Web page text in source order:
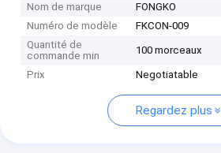
Nom de marque
FONGKO
Numéro de modèle
FKCON-009
Quantité de
commande min
100 morceaux
Prix Negotiatable
Regardez plus